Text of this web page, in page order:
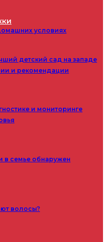
условиях
детский сад на западе
и рекомендации
и мониторинге
в семье обнаружен
волосы?